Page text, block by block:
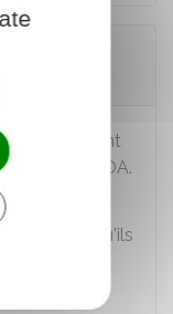
du
en tant
de LOA.
tels qu'ils
la date de